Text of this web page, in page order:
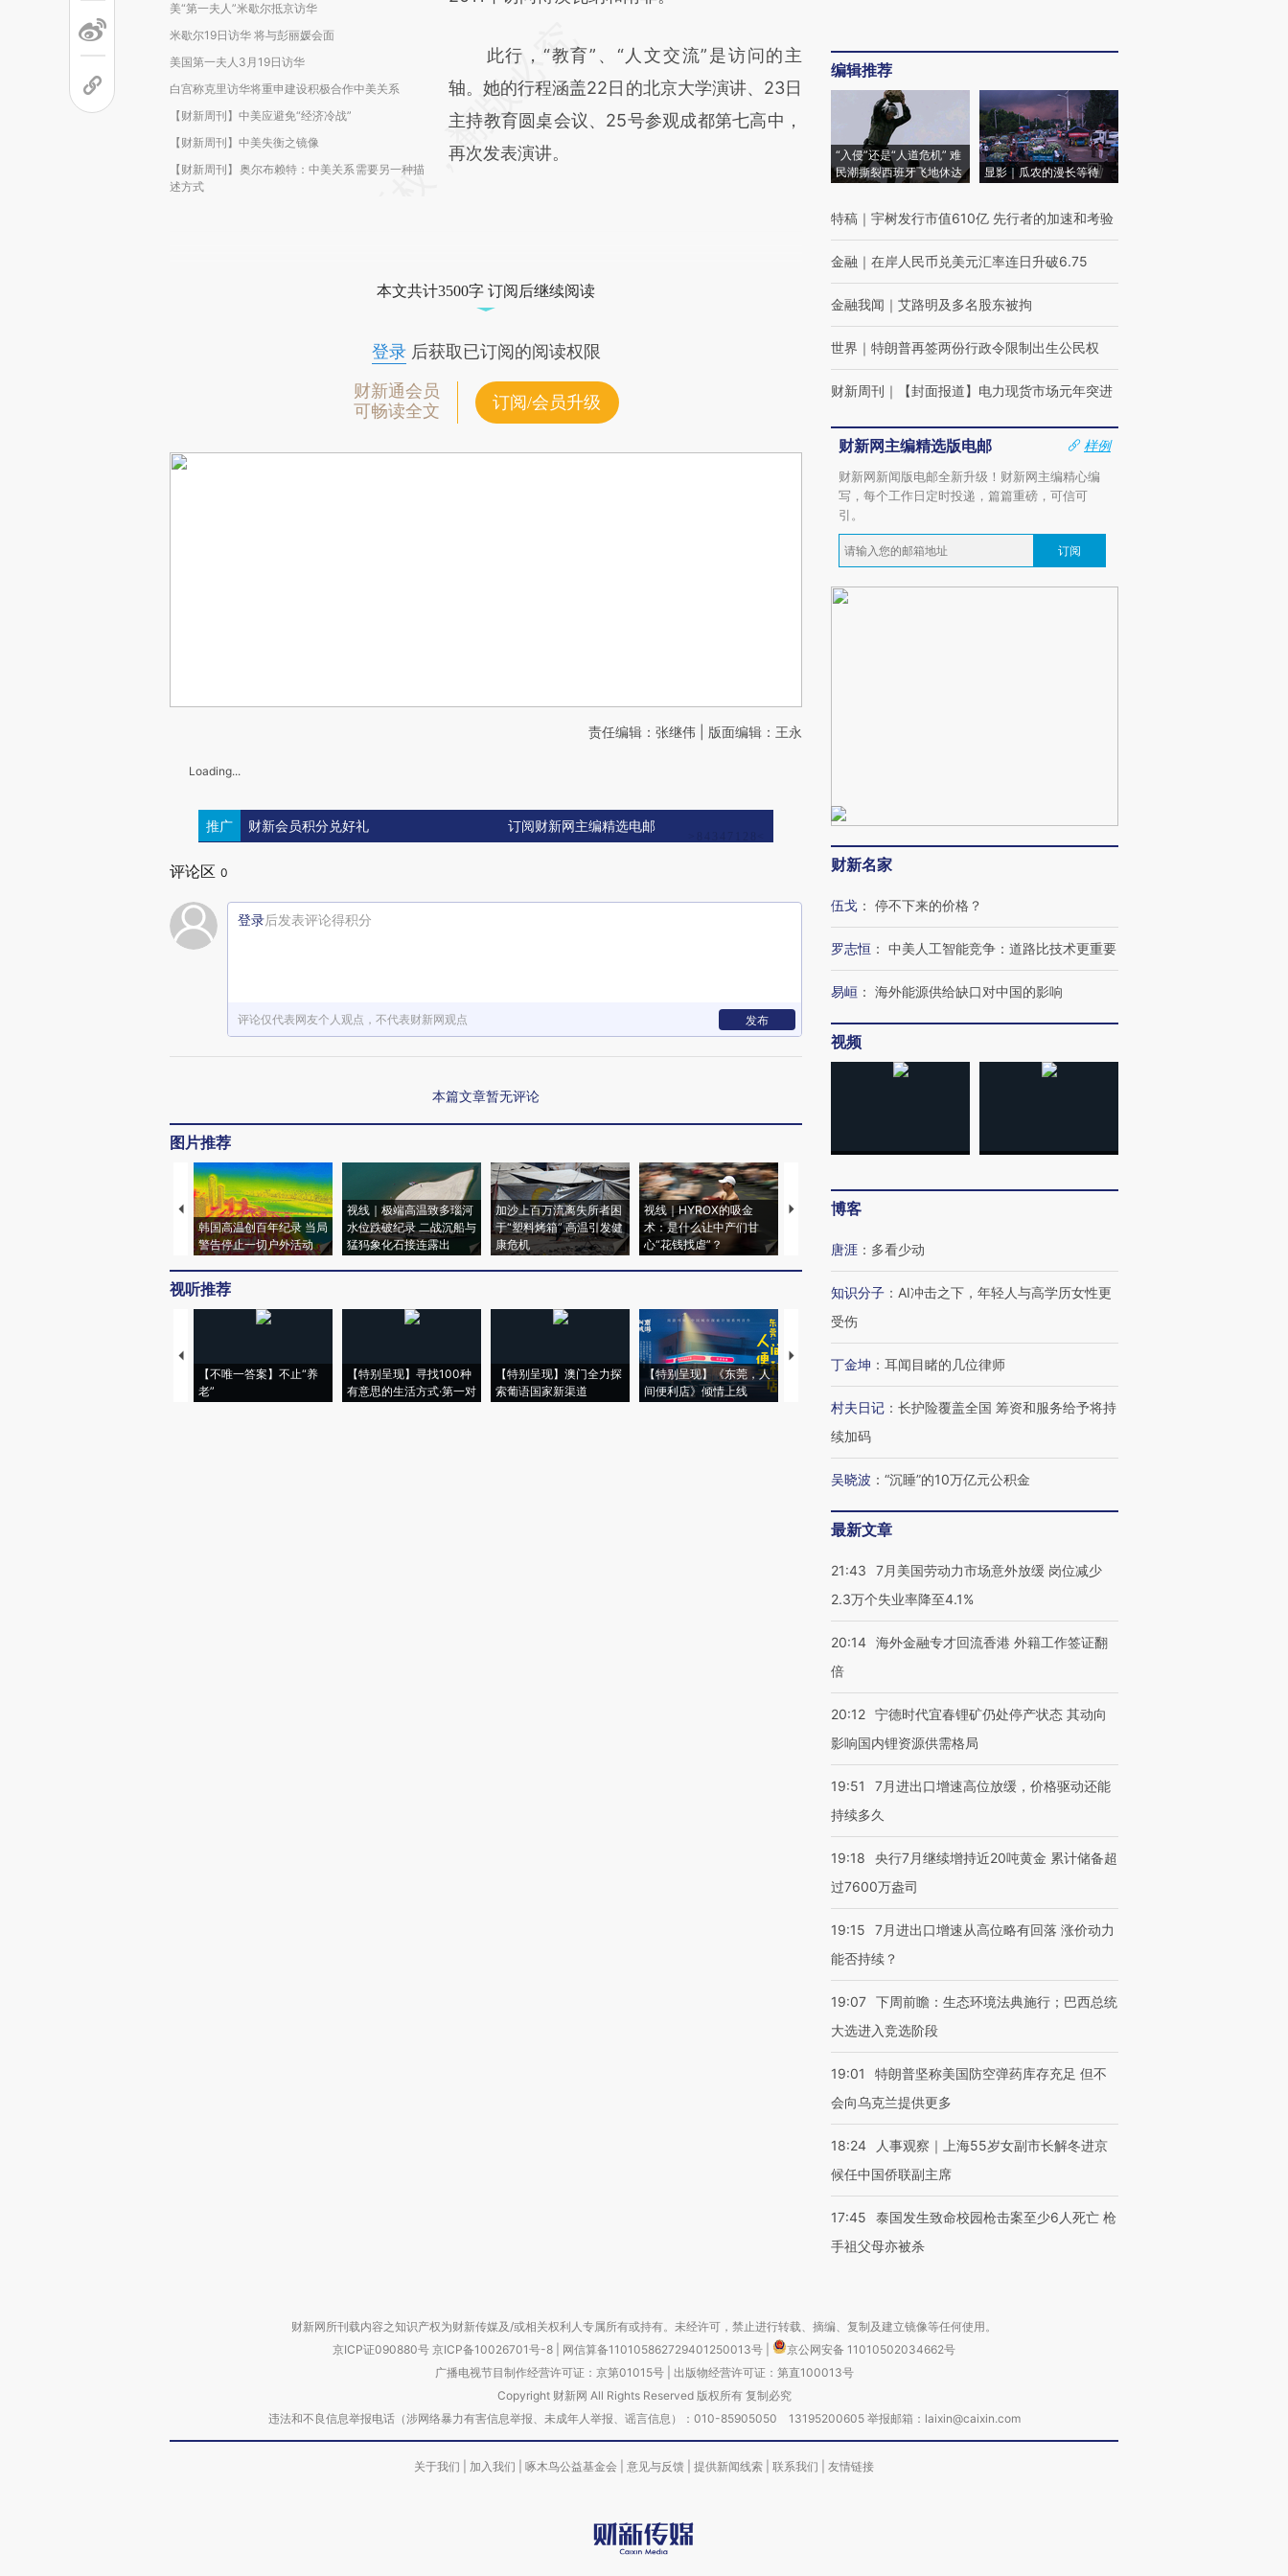
美“第一夫人”米歇尔抵京访华
米歇尔19日访华 将与彭丽媛会面
美国第一夫人3月19日访华
白宫称克里访华将重申建设积极合作中美关系
【财新周刊】中美应避免“经济冷战”
【财新周刊】中美失衡之镜像
【财新周刊】奥尔布赖特：中美关系需要另一种描
述方式
此行，“教育”、“人文交流”是访问的主
轴。她的行程涵盖22日的北京大学演讲、23日
主持教育圆桌会议、25号参观成都第七高中，
再次发表演讲。
本文共计3500字 订阅后继续阅读
登录后获取已订阅的阅读权限
财新通会员
可畅读全文
订阅/会员升级
责任编辑：张继伟 | 版面编辑：王永
Loading...
推广 财新会员积分兑好礼 订阅财新网主编精选电邮
评论区 0
登录后发表评论得积分
评论仅代表网友个人观点，不代表财新网观点 发布
本篇文章暂无评论
图片推荐
韩国高温创百年纪录 当局
警告停止一切户外活动
视线｜极端高温致多瑙河
水位跌破纪录 二战沉船与
猛犸象化石接连露出
加沙上百万流离失所者困
于“塑料烤箱” 高温引发健
康危机
视线｜HYROX的吸金
术：是什么让中产们甘
心“花钱找虐”？
马航飞行员跨国走私7万
视听推荐
【不唯一答案】不止“养
老”
【特别呈现】寻找100种
有意思的生活方式·第一对
【特别呈现】澳门全力探
索葡语国家新渠道
【特别呈现】《东莞，人
间便利店》倾情上线
【推广】走进第四届链博
会，让数智科技“链”接产
【特别呈现】寻找100种
有意思的生活方式·第三对
住三大增长引擎是什么？
编辑推荐
“入侵”还是“人道危机” 难
民潮撕裂西班牙飞地休达
显影｜瓜农的漫长等待
特稿 ｜ 宇树发行市值610亿 先行者的加速和考验
金融 ｜ 在岸人民币兑美元汇率连日升破6.75
金融我闻 ｜ 艾路明及多名股东被拘
世界 ｜ 特朗普再签两份行政令限制出生公民权
财新周刊 ｜ 【封面报道】电力现货市场元年突进
财新网主编精选版电邮
样例
财新网新闻版电邮全新升级！财新网主编精心编
写，每个工作日定时投递，篇篇重磅，可信可
引。
订阅
财新名家
伍戈 ： 停不下来的价格？
罗志恒 ： 中美人工智能竞争：道路比技术更重要
易峘 ： 海外能源供给缺口对中国的影响
视频
博客
唐涯 ： 多看少动
知识分子 ： AI冲击之下，年轻人与高学历女性更
受伤
丁金坤 ： 耳闻目睹的几位律师
村夫日记 ： 长护险覆盖全国 筹资和服务给予将持
续加码
吴晓波 ： “沉睡”的10万亿元公积金
最新文章
21:43
7月美国劳动力市场意外放缓 岗位减少
2.3万个失业率降至4.1%
20:14 海外金融专才回流香港 外籍工作签证翻
倍
20:12 宁德时代宜春锂矿仍处停产状态 其动向
影响国内锂资源供需格局
19:51
7月进出口增速高位放缓，价格驱动还能
持续多久
19:18
央行7月继续增持近20吨黄金 累计储备超
过7600万盎司
19:15
7月进出口增速从高位略有回落 涨价动力
能否持续？
19:07 下周前瞻：生态环境法典施行；巴西总统
大选进入竞选阶段
19:01
特朗普坚称美国防空弹药库存充足 但不
会向乌克兰提供更多
18:24
人事观察｜上海55岁女副市长解冬进京
候任中国侨联副主席
17:45
泰国发生致命校园枪击案至少6人死亡 枪
手祖父母亦被杀
财新网所刊载内容之知识产权为财新传媒及/或相关权利人专属所有或持有。未经许可，禁止进行转载、摘编、复制及建立镜像等任何使用。
京ICP证090880号 京ICP备10026701号-8 网信算备110105862729401250013号
京公网安备 11010502034662号
广播电视节目制作经营许可证：京第01015号| 出版物经营许可证：第直100013号
Copyright 财新网 All Rights Reserved 版权所有 复制必究
违法和不良信息举报电话（涉网络暴力有害信息举报、未成年人举报、谣言信息）：010-85905050 13195200605 举报邮箱：laixin@caixin.com
关于我们 加入我们 啄木鸟公益基金会 意见与反馈 提供新闻线索 联系我们 友情链接